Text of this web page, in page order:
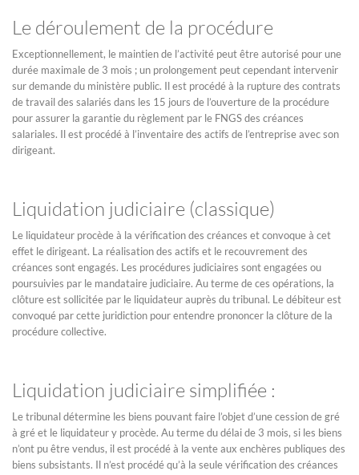
Le déroulement de la procédure
Exceptionnellement, le maintien de l’activité peut être autorisé pour une
durée maximale de 3 mois ; un prolongement peut cependant intervenir
sur demande du ministère public. Il est procédé à la rupture des contrats
de travail des salariés dans les 15 jours de l’ouverture de la procédure
pour assurer la garantie du règlement par le FNGS des créances
salariales. Il est procédé à l’inventaire des actifs de l’entreprise avec son
dirigeant.
Liquidation judiciaire (classique)
Le liquidateur procède à la vérification des créances et convoque à cet
effet le dirigeant. La réalisation des actifs et le recouvrement des
créances sont engagés. Les procédures judiciaires sont engagées ou
poursuivies par le mandataire judiciaire. Au terme de ces opérations, la
clôture est sollicitée par le liquidateur auprès du tribunal. Le débiteur est
convoqué par cette juridiction pour entendre prononcer la clôture de la
procédure collective.
Liquidation judiciaire simplifiée :
Le tribunal détermine les biens pouvant faire l’objet d’une cession de gré
à gré et le liquidateur y procède. Au terme du délai de 3 mois, si les biens
n’ont pu être vendus, il est procédé à la vente aux enchères publiques des
biens subsistants. Il n’est procédé qu’à la seule vérification des créances